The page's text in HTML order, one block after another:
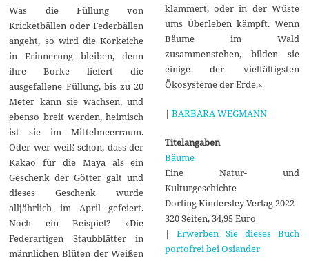
Was die Füllung von
Kricketbällen oder Federbällen
angeht, so wird die Korkeiche
in Erinnerung bleiben, denn
ihre Borke liefert die
ausgefallene Füllung, bis zu 20
Meter kann sie wachsen, und
ebenso breit werden, heimisch
ist sie im Mittelmeerraum.
Oder wer weiß schon, dass der
Kakao für die Maya als ein
Geschenk der Götter galt und
dieses Geschenk wurde
alljährlich im April gefeiert.
Noch ein Beispiel? »Die
Federartigen Staubblätter in
männlichen Blüten der Weißen
klammert, oder in der Wüste
ums Überleben kämpft. Wenn
Bäume im Wald
zusammenstehen, bilden sie
einige der vielfältigsten
Ökosysteme der Erde.«
| BARBARA WEGMANN
Titelangaben
Bäume
Eine Natur- und
Kulturgeschichte
Dorling Kindersley Verlag 2022
320 Seiten, 34,95 Euro
| Erwerben Sie dieses Buch
portofrei bei Osiander